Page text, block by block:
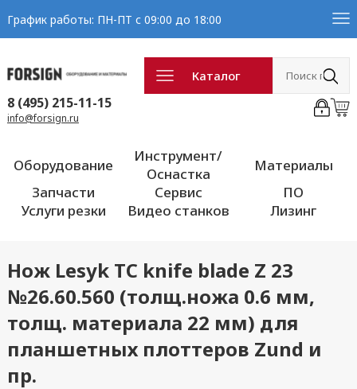
График работы: ПН-ПТ с 09:00 до 18:00
Каталог
8 (495) 215-11-15
info@forsign.ru
Оборудование
Инструмент/
Оснастка
Материалы
Запчасти
Сервис
ПО
Услуги резки
Видео станков Лизинг
Нож Lesyk TC knife blade Z 23
№26.60.560 (толщ.ножа 0.6 мм,
толщ. материала 22 мм) для
планшетных плоттеров Zund и
пр.